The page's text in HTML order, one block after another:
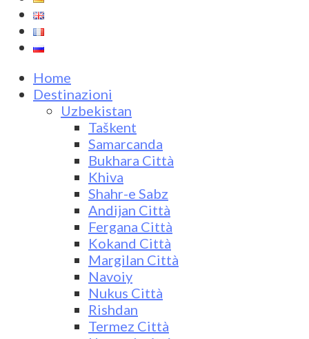
Home
Destinazioni
Uzbekistan
Taškent
Samarcanda
Bukhara Città
Khiva
Shahr-e Sabz
Andijan Città
Fergana Città
Kokand Città
Margilan Città
Navoiy
Nukus Città
Rishdan
Termez Città